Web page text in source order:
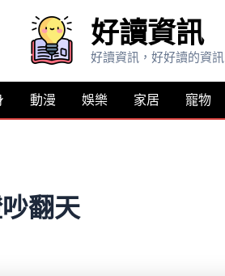
好讀資訊
好讀資訊，好好讀的資訊
動漫 娛樂 家居 寵物
翻天